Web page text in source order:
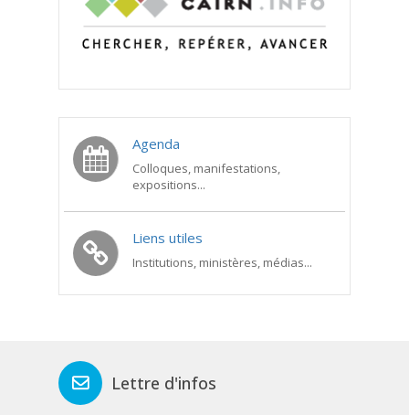
Agenda
Colloques, manifestations,
expositions...
Liens utiles
Institutions, ministères, médias...
Lettre d'infos